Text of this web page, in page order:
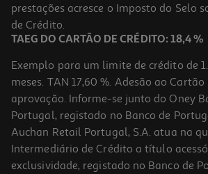
25,99 €
prestações acresce o Imposto do Selo
de Crédito.
TAEG DO CARTÃO DE CRÉDITO: 18,4 %
Exemplo para um limite de crédito de
meses. TAN 17,60 %. Adesão ao
aprovação. Informe-se junto do Oney
Portugal, registado no Banco de
Auchan Retail Portugal, S.A. atua na
Intermediário de Crédito a título
exclusividade, registado no Banco de